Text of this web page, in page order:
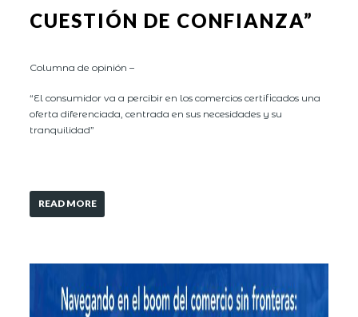
CUESTIÓN DE CONFIANZA”
Columna de opinión –
“El consumidor va a percibir en los comercios certificados una
oferta diferenciada, centrada en sus necesidades y su
tranquilidad”
READ MORE